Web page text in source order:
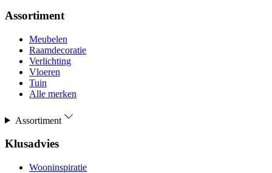
Assortiment
Meubelen
Raamdecoratie
Verlichting
Vloeren
Tuin
Alle merken
Assortiment
Klusadvies
Wooninspiratie